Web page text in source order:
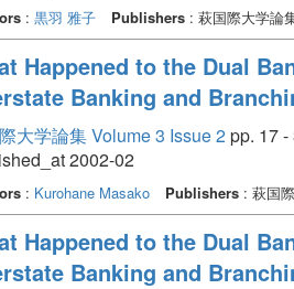
: 黒羽 雅子 Publishers: 萩国際大学論
Happened to the Dual
Banking and
大学論集 Volume 3 Issue 2pp. 17 -
2002-02
: Kurohane Masako Publishers: 萩国
Happened to the Dual
Banking and